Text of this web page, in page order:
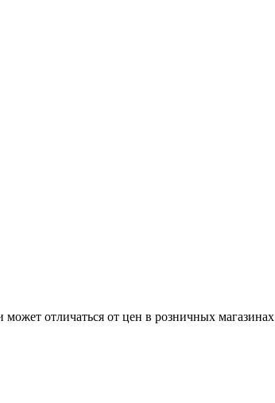
может отличаться от цен в розничных магазинах